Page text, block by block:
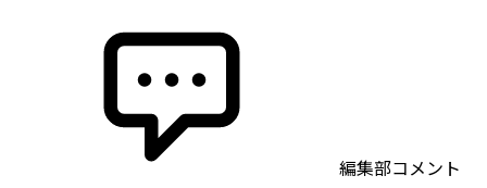
編集部コメント